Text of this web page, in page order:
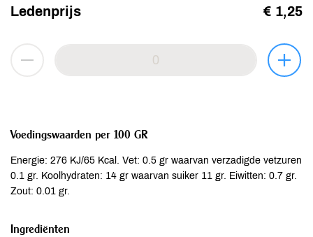
Ledenprijs € 1,25
Voedingswaarden per 100 GR
Energie: 276 KJ/65 Kcal. Vet: 0.5 gr waarvan verzadigde vetzuren
0.1 gr. Koolhydraten: 14 gr waarvan suiker 11 gr. Eiwitten: 0.7 gr.
Zout: 0.01 gr.
Ingrediënten